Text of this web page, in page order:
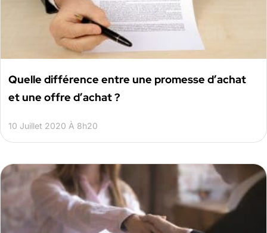
Quelle différence entre une promesse d’achat
et une offre d’achat ?
10 Juillet 2020 À 8h20